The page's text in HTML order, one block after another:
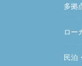
多拠
ロー
民泊